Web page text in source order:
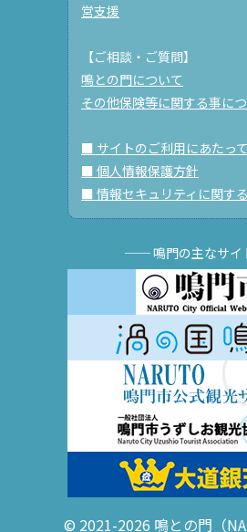
営支援
【ご相談・ご質問】
鳴との門について
その他保険等に関する事に
■ サイトのご利用にあたって
■ 個人情報保護方針
■ 情報セキュリティに関す
── 鳴門の主なサ
© 2021-2026 鳴との門（